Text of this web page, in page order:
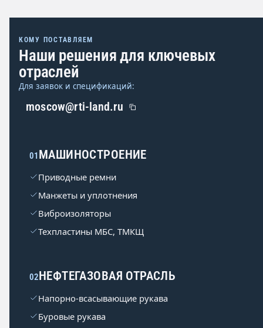
КОМУ ПОСТАВЛЯЕМ
Наши решения для ключевых
отраслей
Для заявок и спецификаций:
moscow@rti-land.ru
01 МАШИНОСТРОЕНИЕ
Приводные ремни
Манжеты и уплотнения
Виброизоляторы
Техпластины МБС, ТМКЩ
02НЕФТЕГАЗОВАЯ ОТРАСЛЬ
Напорно-всасывающие рукава
Буровые рукава